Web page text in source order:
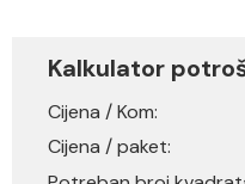
Kalkulator
Cijena / Kom:
Cijena / paket: